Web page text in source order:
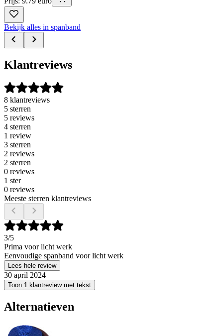
Bekijk alles in spanband
Klantreviews
8 klantreviews
5 sterren
5 reviews
4 sterren
1 review
3 sterren
2 reviews
2 sterren
0 reviews
1 ster
0 reviews
Meeste sterren klantreviews
3/5
Prima voor licht werk
Eenvoudige spanband voor licht werk
Lees hele review
30 april 2024
Toon 1 klantreview met tekst
Alternatieven